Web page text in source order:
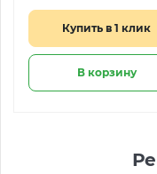
Купить в 1 клик
В корзину